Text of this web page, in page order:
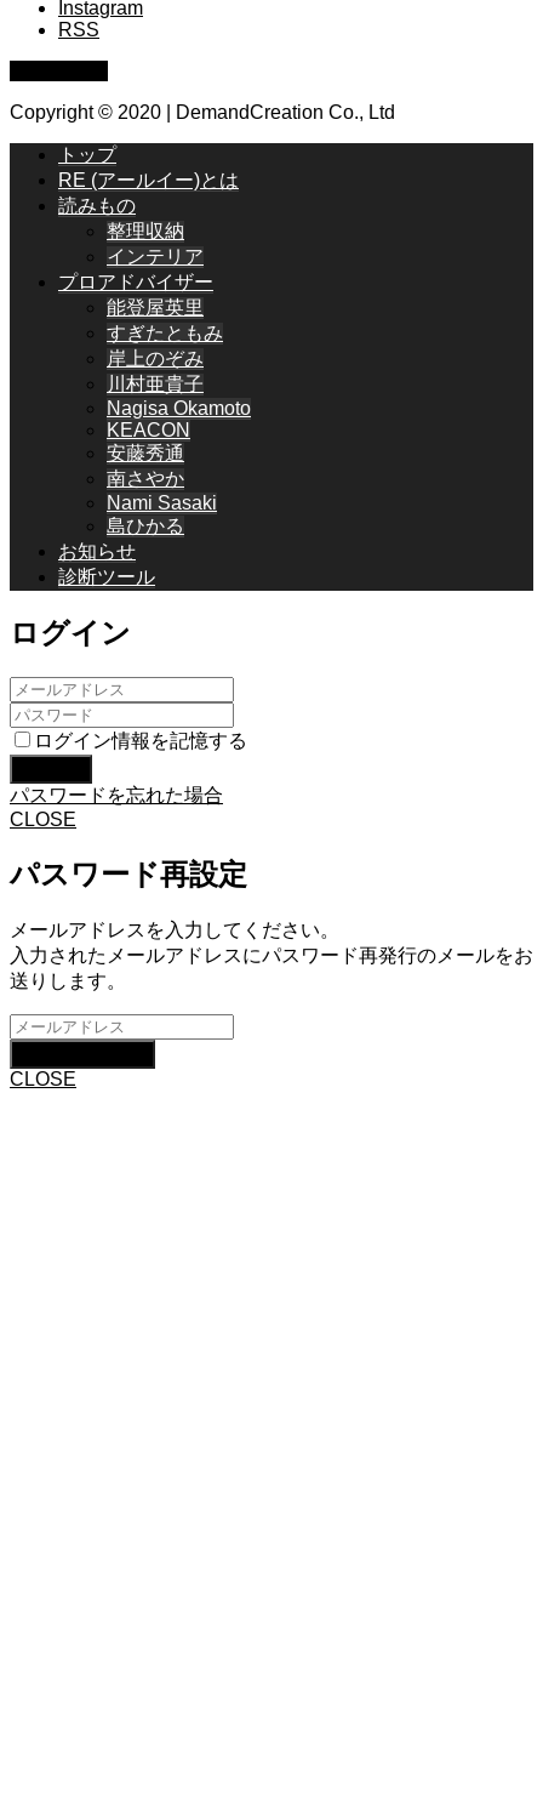
Instagram
RSS
Copyright © 2020 | DemandCreation Co., Ltd
トップ
RE (アールイー)とは
読みもの
整理収納
インテリア
プロアドバイザー
能登屋英里
すぎたともみ
岸上のぞみ
川村亜貴子
Nagisa Okamoto
KEACON
安藤秀通
南さやか
Nami Sasaki
島ひかる
お知らせ
診断ツール
ログイン
ログイン情報を記憶する
パスワードを忘れた場合
CLOSE
パスワード再設定
メールアドレスを入力してください。
入力されたメールアドレスにパスワード再発行のメールをお
送りします。
CLOSE